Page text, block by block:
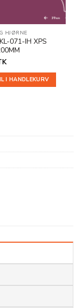
HJØRNE
071-IH XPS
I HANDLEKURV